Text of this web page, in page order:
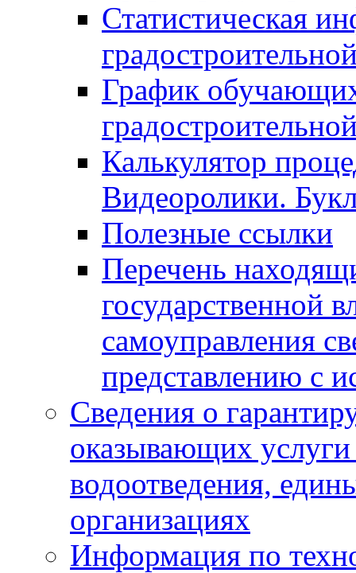
Статистическая
График
Калькулятор
Видеоролики.
Полезные ссылки
Перечень
государственной
самоуправления
представлению с
Сведения о
оказывающих
водоотведения,
организациях
Информация по